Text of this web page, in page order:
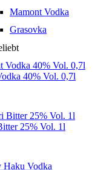
Mamont Vodka
Grasovka
40% Vol. 0,7l
25% Vol. 1l